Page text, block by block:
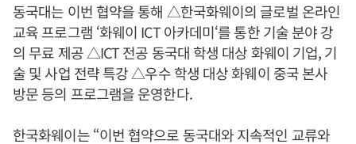
동국대는 이번 협약을 통해 △한국화웨이의 글로벌 온라인
교육 프로그램 ‘화웨이 ICT 아카데미‘를 통한 기술 분야 강
의 무료 제공 △ICT 전공 동국대 학생 대상 화웨이 기업, 기
술 및 사업 전략 특강 △우수 학생 대상 화웨이 중국 본사
방문 등의 프로그램을 운영한다.
한국화웨이는 “이번 협약으로 동국대와 지속적인 교류와